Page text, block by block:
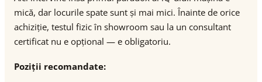
mică, dar locurile spate sunt și mai mici. Înainte de orice
achiziție, testul fizic în showroom sau la un consultant
certificat nu e opțional — e obligatoriu.
Poziții recomandate: